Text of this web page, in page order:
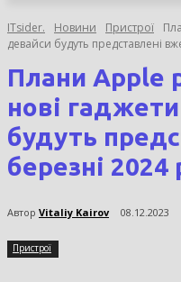
ITsider. Новини Пристрої
девайси будуть представлені
Плани Apple
нові
будуть
березні 2024
Автор Vitaliy Kairov 08.12.2023
Пристрої